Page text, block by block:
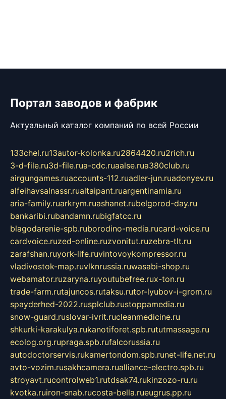
Портал заводов и фабрик
Актуальный каталог компаний по всей России
133chel.ru13autor-kolonka.ru2864420.ru2rich.ru
3-d-file.ru3d-file.rua-cdc.ruaalse.rua380club.ru
airgungames.ruaccounts-112.ruadler-jun.ruadonyev.ru
alfeihavsalnassr.rualtaipant.ruargentinamia.ru
aria-family.ruarkrym.ruashanet.rubelgorod-day.ru
bankaribi.rubandamn.rubigfatcc.ru
blagodarenie-spb.ruborodino-media.rucard-voice.ru
cardvoice.ruzed-online.ruzvonitut.ruzebra-tlt.ru
zarafshan.ruyork-life.ruvintovoykompressor.ru
vladivostok-map.ruvlknrussia.ruwasabi-shop.ru
webamator.ruzaryna.ruyoutubefree.rux-ton.ru
trade-farm.rutajuncos.rutaksu.rutor-lyubov-i-grom.ru
spayderhed-2022.rusplclub.rustoppamedia.ru
snow-guard.ruslovar-ivrit.rucleanmedicine.ru
shkurki-karakulya.rukanotiforet.spb.rututmassage.ru
ecolog.org.rupraga.spb.rufalcorussia.ru
autodoctorservis.rukamertondom.spb.runet-life.net.ru
avto-vozim.rusakhcamera.rualliance-electro.spb.ru
stroyavt.rucontrolweb1.rutdsak74.rukinzozo-ru.ru
kvotka.ruiron-snab.rucosta-bella.rueugrus.pp.ru